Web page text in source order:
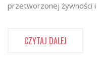
przetworzonej żywności i
CZYTAJ DALEJ